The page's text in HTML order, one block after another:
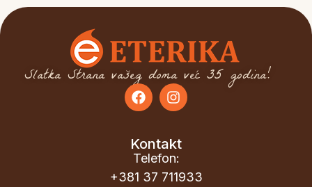
Slatka Strana vašeg doma već 35 godina!
Kontakt
Telefon:
+381 37 711933